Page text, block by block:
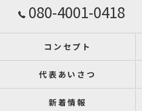
080-4001-0418
コンセプト
代表あいさつ
新着情報